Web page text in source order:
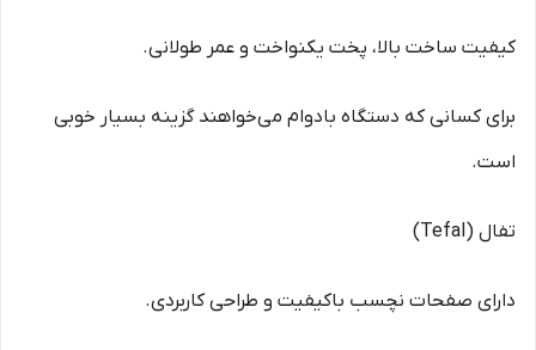
کیفیت ساخت بالا، پخت یکنواخت و عمر طولانی.
برای کسانی که دستگاه بادوام می‌خواهند گزینه بسیار خوبی
است.
تفال (Tefal)
دارای صفحات نچسب باکیفیت و طراحی کاربردی.